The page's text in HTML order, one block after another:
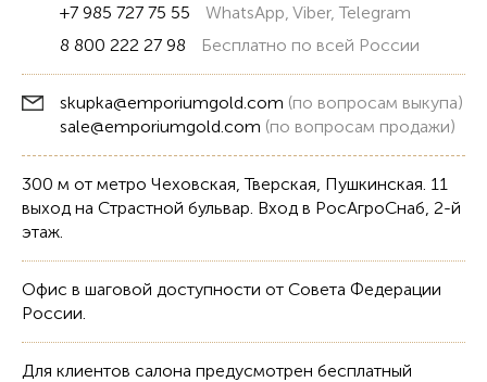
+7 985 727 75 55
WhatsApp, Viber, Telegram
8 800 222 27 98
Бесплатно по всей России
skupka@emporiumgold.com (по вопросам выкупа)
sale@emporiumgold.com (по вопросам продажи)
300 м от метро Чеховская, Тверская, Пушкинская. 11
выход на Страстной бульвар. Вход в РосАгроСнаб, 2-й
этаж.
Офис в шаговой доступности от Совета Федерации
России.
Для клиентов салона предусмотрен бесплатный